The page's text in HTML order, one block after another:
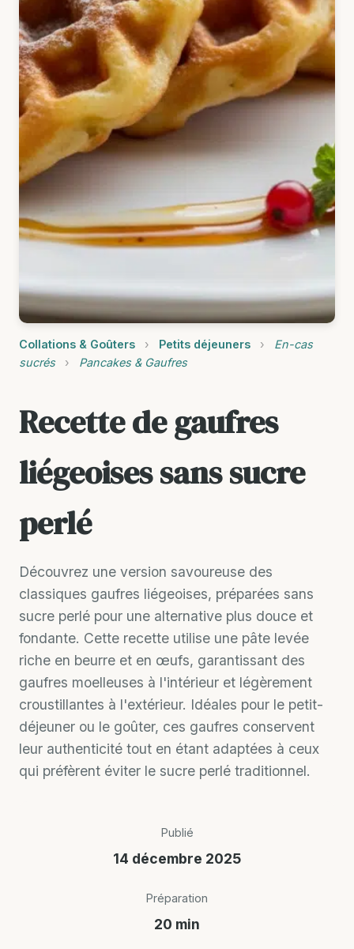
Collations & Goûters › Petits déjeuners ›
En-cas
sucrés
› Pancakes & Gaufres
Recette de gaufres
liégeoises sans sucre
perlé
Découvrez une version savoureuse des
classiques gaufres liégeoises, préparées sans
sucre perlé pour une alternative plus douce et
fondante. Cette recette utilise une pâte levée
riche en beurre et en œufs, garantissant des
gaufres moelleuses à l'intérieur et légèrement
croustillantes à l'extérieur. Idéales pour le petit-
déjeuner ou le goûter, ces gaufres conservent
leur authenticité tout en étant adaptées à ceux
qui préfèrent éviter le sucre perlé traditionnel.
Publié
14 décembre 2025
Préparation
20 min